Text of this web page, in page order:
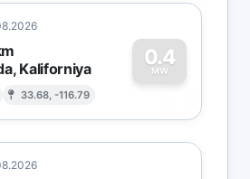
Kaliforniya
33.68, -116.79
0.4
MW
0